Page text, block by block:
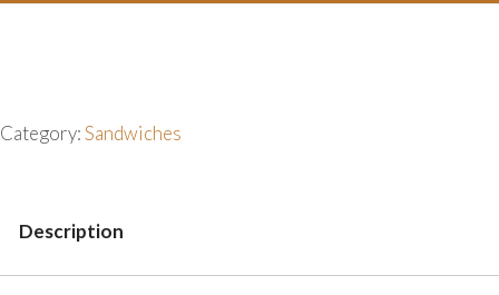
Category:Sandwiches
Description